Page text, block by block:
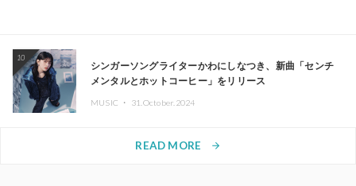
10
シンガーソングライターかわにしなつき、新曲「センチ
メンタルとホットコーヒー」をリリース
MUSIC ・ 31.October.2024
READ MORE arrow_forward